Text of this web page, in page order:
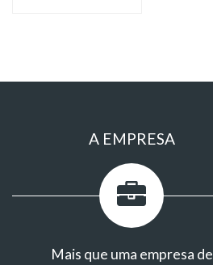
A EMPRESA
Mais que uma empresa de